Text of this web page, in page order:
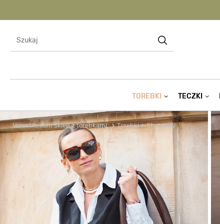
TOREBKI TECZKI
Verostilo.com sklep z torebkami Torebki Shoppery